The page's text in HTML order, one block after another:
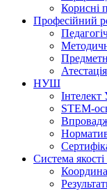
Корисні
Професійний
НУШ
Інтелект
STEM-
Система якості